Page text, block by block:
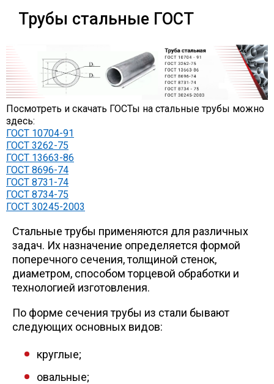
Труба
Лист
Уголок
Балка
Швеллер
Квадрат
Труба профильная
Катанка
Полоса
Трубы стальные ГОСТ
Посмотреть и скачать ГОСТы на стальные трубы можно
здесь:
ГОСТ 10704-91
ГОСТ 3262-75
ГОСТ 13663-86
ГОСТ 8696-74
ГОСТ 8731-74
ГОСТ 8734-75
ГОСТ 30245-2003
Стальные трубы применяются для различных
задач. Их назначение определяется формой
поперечного сечения, толщиной стенок,
диаметром, способом торцевой обработки и
технологией изготовления.
По форме сечения трубы из стали бывают
следующих основных видов:
круглые;
овальные;